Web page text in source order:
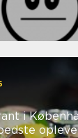
i